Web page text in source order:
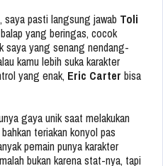
saya pasti langsung jawab Toli
yang beringas, cocok
saya yang senang nendang-
kamu lebih suka karakter
yang enak, Eric Carter bisa
gaya unik saat melakukan
teriakan konyol pas
pemain punya karakter
bukan karena stat-nya, tapi